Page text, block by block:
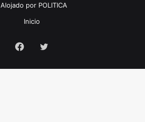
| Alojado por POLITICA
Inicio
FacebookTwitter